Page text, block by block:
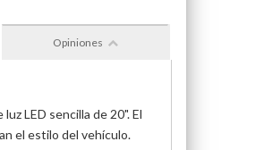
Opiniones
LED sencilla de 20". El
el estilo del vehículo.